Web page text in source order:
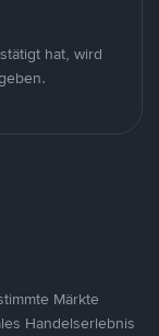
hat, wird
Märkte
Handelserlebnis